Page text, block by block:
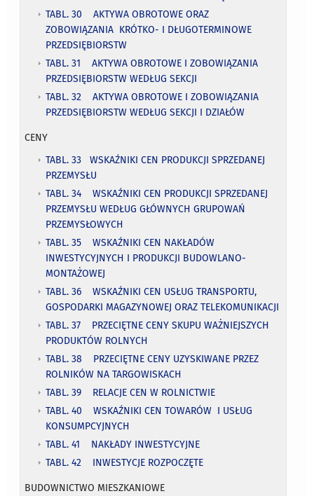
TABL. 30 AKTYWA OBROTOWE ORAZ
ZOBOWIĄZANIA KRÓTKO- I DŁUGOTERMINOWE
PRZEDSIĘBIORSTW
TABL. 31 AKTYWA OBROTOWE I ZOBOWIĄZANIA
PRZEDSIĘBIORSTW WEDŁUG SEKCJI
TABL. 32 AKTYWA OBROTOWE I ZOBOWIĄZANIA
PRZEDSIĘBIORSTW WEDŁUG SEKCJI I DZIAŁÓW
CENY
TABL. 33 WSKAŹNIKI CEN PRODUKCJI SPRZEDANEJ
PRZEMYSŁU
TABL. 34 WSKAŹNIKI CEN PRODUKCJI SPRZEDANEJ
PRZEMYSŁU WEDŁUG GŁÓWNYCH GRUPOWAŃ
PRZEMYSŁOWYCH
TABL. 35 WSKAŹNIKI CEN NAKŁADÓW
INWESTYCYJNYCH I PRODUKCJI BUDOWLANO-
MONTAŻOWEJ
TABL. 36 WSKAŹNIKI CEN USŁUG TRANSPORTU,
GOSPODARKI MAGAZYNOWEJ ORAZ TELEKOMUNIKACJI
TABL. 37 PRZECIĘTNE CENY SKUPU WAŻNIEJSZYCH
PRODUKTÓW ROLNYCH
TABL. 38 PRZECIĘTNE CENY UZYSKIWANE PRZEZ
ROLNIKÓW NA TARGOWISKACH
TABL. 39 RELACJE CEN W ROLNICTWIE
TABL. 40 WSKAŹNIKI CEN TOWARÓW I USŁUG
KONSUMPCYJNYCH
TABL. 41 NAKŁADY INWESTYCYJNE
TABL. 42 INWESTYCJE ROZPOCZĘTE
BUDOWNICTWO MIESZKANIOWE